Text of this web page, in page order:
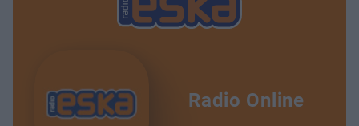
Radio Online